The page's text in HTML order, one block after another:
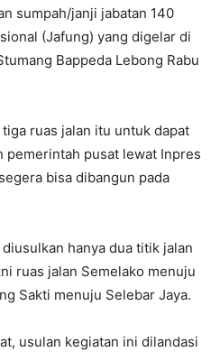
sumpah/janji jabatan 140
(Jafung) yang digelar di
Bappeda Lebong Rabu
ruas jalan itu untuk dapat
pemerintah pusat lewat Inpres
bisa dibangun pada
hanya dua titik jalan
ruas jalan Semelako menuju
Sakti menuju Selebar Jaya.
usulan kegiatan ini dilandasi